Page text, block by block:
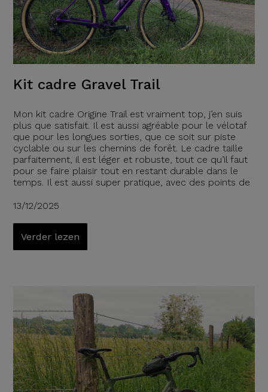
Kit cadre Gravel Trail
Mon kit cadre Origine Trail est vraiment top, j’en suis
plus que satisfait. Il est aussi agréable pour le vélotaf
que pour les longues sorties, que ce soit sur piste
cyclable ou sur les chemins de forêt. Le cadre taille
parfaitement, il est léger et robuste, tout ce qu’il faut
pour se faire plaisir tout en restant durable dans le
temps. Il est aussi super pratique, avec des points de
13/12/2025
Verder lezen